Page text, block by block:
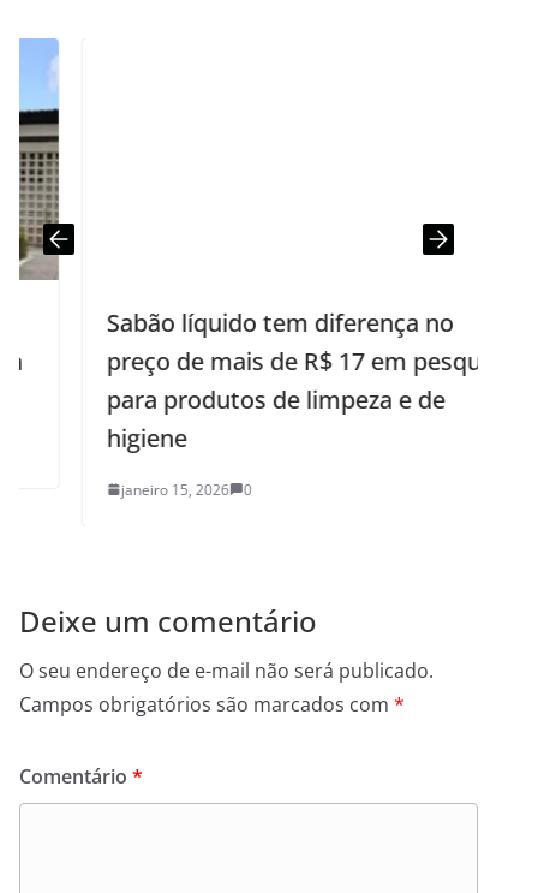
Sabão líquido tem diferença no
preço de mais de R$ 17 em pesquisa
para produtos de limpeza e de
higiene
janeiro 15, 2026 0
Deixe um comentário
O seu endereço de e-mail não será publicado.
Campos obrigatórios são marcados com *
Comentário *